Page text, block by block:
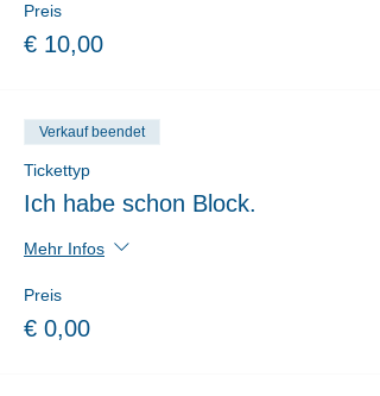
Preis
€ 10,00
Verkauf beendet
Tickettyp
Ich habe schon Block.
Mehr Infos
Preis
€ 0,00